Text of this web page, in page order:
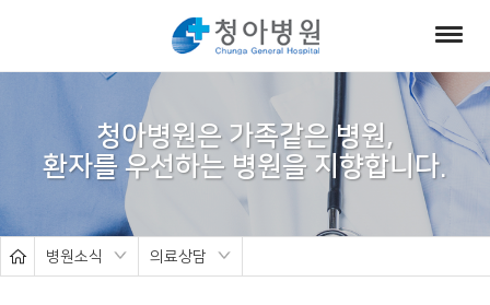
얼
청아병원은 가족같은 병원,
병원소식 의료상담